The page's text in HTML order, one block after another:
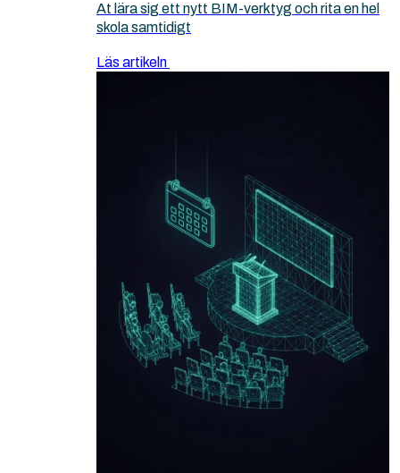
At lära sig ett nytt BIM-verktyg och rita en hel
skola samtidigt
Läs artikeln